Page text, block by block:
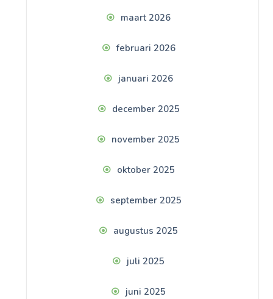
maart 2026
februari 2026
januari 2026
december 2025
november 2025
oktober 2025
september 2025
augustus 2025
juli 2025
juni 2025